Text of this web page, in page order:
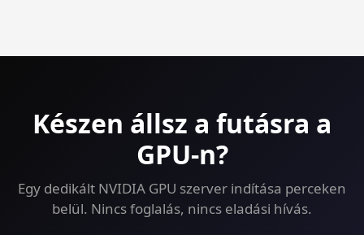
Készen állsz a futásra a
GPU-n?
Egy dedikált NVIDIA GPU szerver indítása perceken
belül. Nincs foglalás, nincs eladási hívás.